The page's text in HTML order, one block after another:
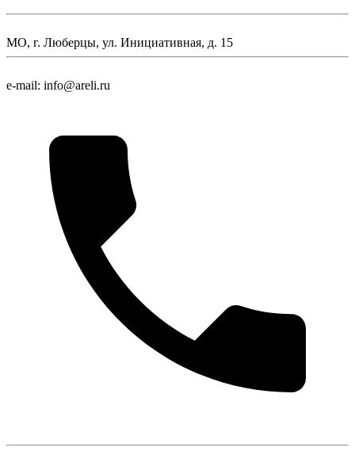
МО, г. Люберцы, ул. Инициативная, д. 15
e-mail: info@areli.ru